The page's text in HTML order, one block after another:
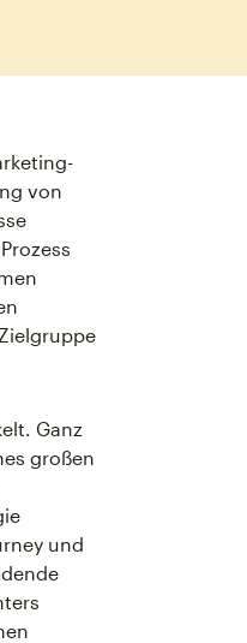
von
Ganz
großen
und